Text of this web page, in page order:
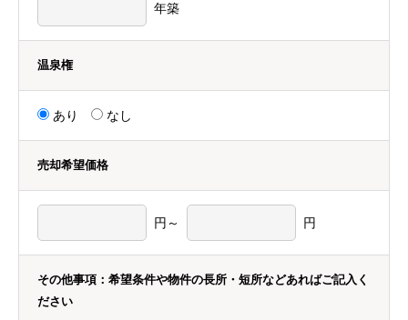
年築
温泉権
あり なし
売却希望価格
円～ 円
その他事項：希望条件や物件の長所・短所などあればご記入く
ださい